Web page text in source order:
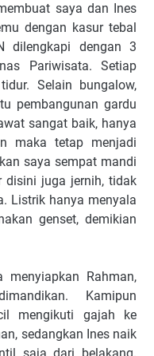
saya dan Ines
dengan kasur tebal
dilengkapi dengan 3
Pariwisata. Setiap
Selain bungalow,
pembangunan gardu
sangat baik, hanya
maka tetap menjadi
saya sempat mandi
disini juga jernih, tidak
Listrik hanya menyala
genset, demikian
Rahman,
Kamipun
mengikuti gajah ke
sedangkan Ines naik